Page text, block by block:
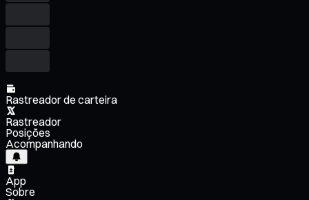
Rastreador de carteira
Rastreador
Posições
Acompanhando
App
Sobre